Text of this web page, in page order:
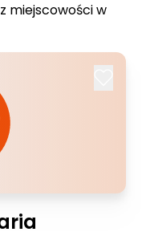
miejscowości w